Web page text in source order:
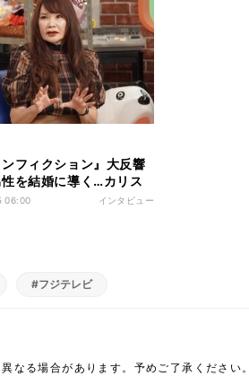
ンフィクション』大反響
を結婚に導く…カリス
ザー・植草美幸氏、罵
06:00 インタビュー
#フジテレビ
なる場合があります。予めご了承ください。